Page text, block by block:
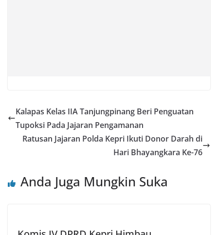
Kalapas Kelas IIA Tanjungpinang Beri Penguatan
Tupoksi Pada Jajaran Pengamanan
Ratusan Jajaran Polda Kepri Ikuti Donor Darah di
Hari Bhayangkara Ke-76
Anda Juga Mungkin Suka